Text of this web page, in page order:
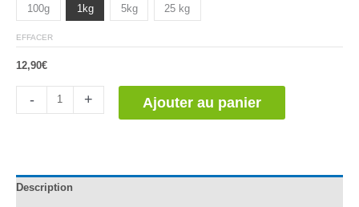
client
100g 1kg 5kg 25 kg
EFFACER
12,90€
- + Ajouter au panier
Description